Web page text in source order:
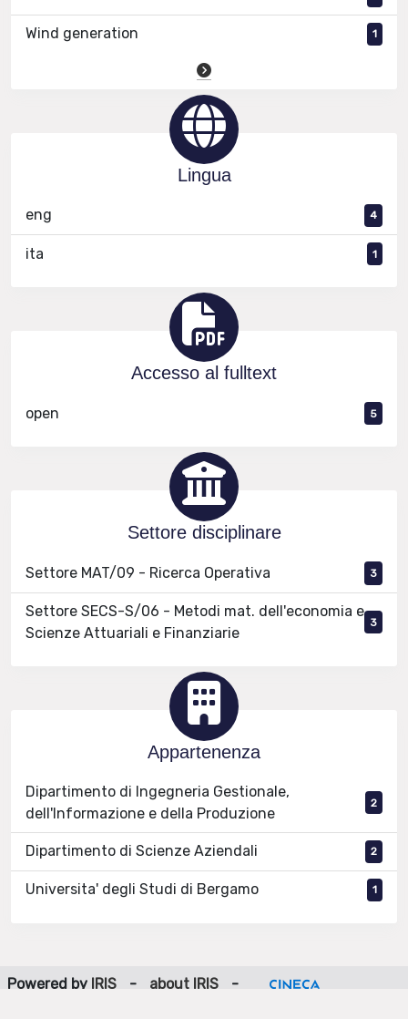
Wind generation 1
Lingua
eng 4
ita 1
Accesso al fulltext
open 5
Settore disciplinare
Settore MAT/09 - Ricerca Operativa 3
Settore SECS-S/06 - Metodi mat. dell'economia e
Scienze Attuariali e Finanziarie
3
Appartenenza
Dipartimento di Ingegneria Gestionale,
dell'Informazione e della Produzione
2
Dipartimento di Scienze Aziendali 2
Universita' degli Studi di Bergamo 1
Powered by IRIS - about IRIS
-